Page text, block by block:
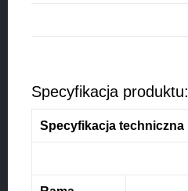
Specyfikacja produktu:
Specyfikacja techniczna